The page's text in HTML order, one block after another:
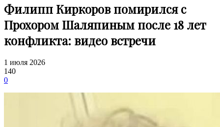
Филипп Киркоров помирился с
Прохором Шаляпиным после 18 лет
конфликта: видео встречи
1 июля 2026
140
0